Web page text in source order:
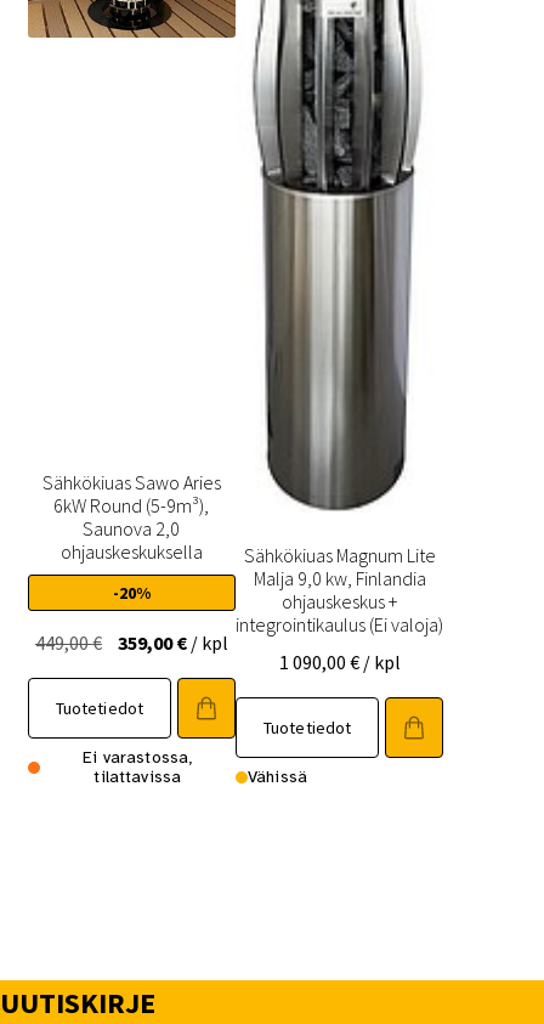
Sähkökiuas Sawo Aries
6kW Round (5-9m³),
Saunova 2,0
ohjauskeskuksella
-20%
449,00€ Alkuperäinen
oli:
449,00 €.
359,00€Nykyinen
on:
359,00 €.
/ kpl
Tuotetiedot
Ei varastossa,
tilattavissa
Sähkökiuas Magnum Lite
Malja 9,0 kw, Finlandia
ohjauskeskus +
integrointikaulus (Ei valoja)
1 090,00 € / kpl
Tuotetiedot
Vähissä
UUTISKIRJE